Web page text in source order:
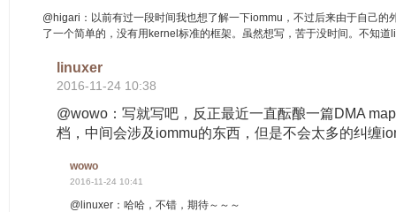
@higari：以前有过一段时间我也想了解一下iommu，不过后来由于自己的
了一个简单的，没有用kernel标准的框架。虽然想写，苦于没时间。不知
linuxer
2016-11-24 10:38
@wowo：写就写吧，反正最近一直酝酿一篇DMA
档，中间会涉及iommu的东西，但是不会太多的纠缠
wowo
2016-11-24 10:41
@linuxer：哈哈，不错，期待～～～